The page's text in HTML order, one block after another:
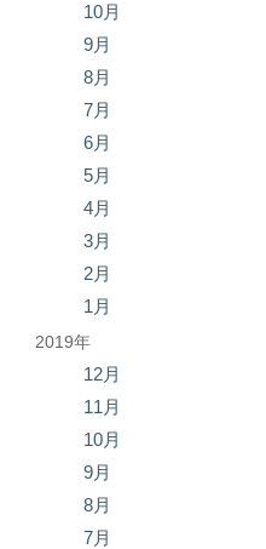
10月
9月
8月
7月
6月
5月
4月
3月
2月
1月
2019年
12月
11月
10月
9月
8月
7月